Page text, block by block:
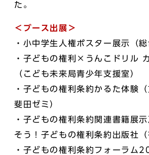
た。
＜ブース出展＞
・小中学生人権ポスター展示（
・子どもの権利×うんこドリル
（こども未来局青少年支援室）
・子どもの権利条約かるた体験
斐田ゼミ）
・子どもの権利条約関連書籍展
そう！子どもの権利条約出版社（
・子どもの権利条約フォーラム